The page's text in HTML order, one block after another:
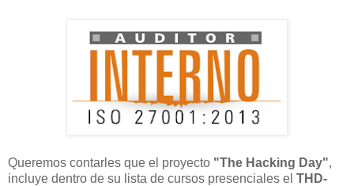
Queremos contarles que el proyecto "The Hacking Day",
incluye dentro de su lista de cursos presenciales el THD-